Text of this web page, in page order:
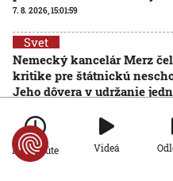
7. 8. 2026, 15:01:59
Svet
Nemecký kancelár Merz
kritike pre štátnickú
Jeho dôvera v udržanie
7. 8. 2026, 14:44:23
Po minúte Videá